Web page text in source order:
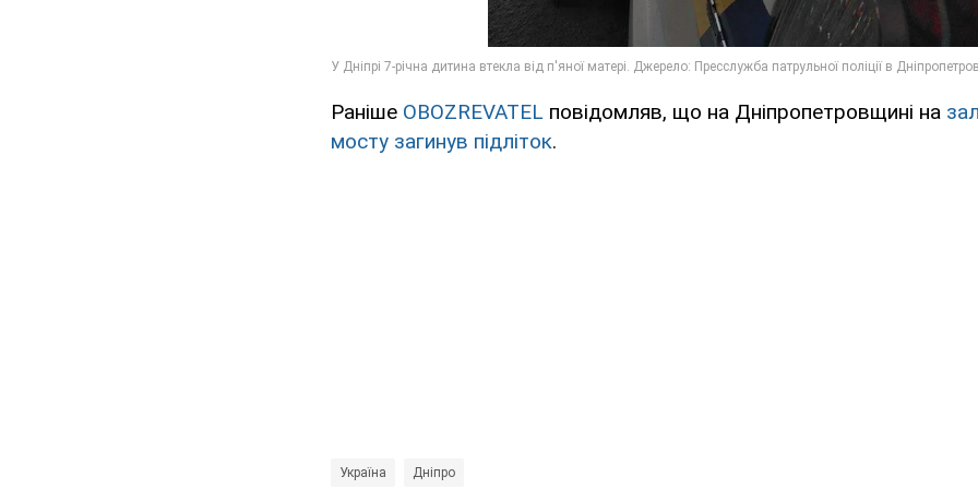
Раніше OBOZREVATEL повідомляв, що на Дніпропетровщині на
мосту загинув підліток.
Україна Дніпро